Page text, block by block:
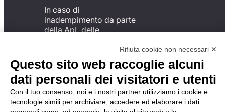
In caso di
inadempimento da parte
della ApL delle
del Codice di Condotta, è
possibile presentare un
reclamo
all’Organismo di
Monitoraggio utilizzando
una delle modalità
descritte al seguente
Rifiuta cookie non necessari ✕
Questo sito web raccoglie alcuni
dati personali dei visitatori e utenti
Con il tuo consenso, noi e i nostri partner utilizziamo i cookie e
tecnologie simili per archiviare, accedere ed elaborare i dati